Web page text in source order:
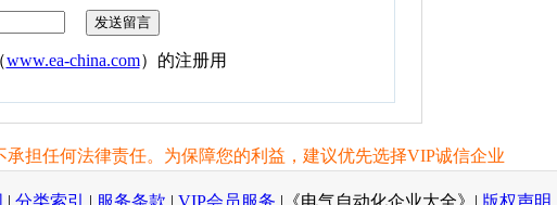
www.ea-china.com）的注册用
承担任何法律责任。为保障您的利益，建议优先选择VIP诚信企业
| 分类索引 | 服务条款 | VIP会员服务 | 《电气自动化企业大全》 | 版权声明